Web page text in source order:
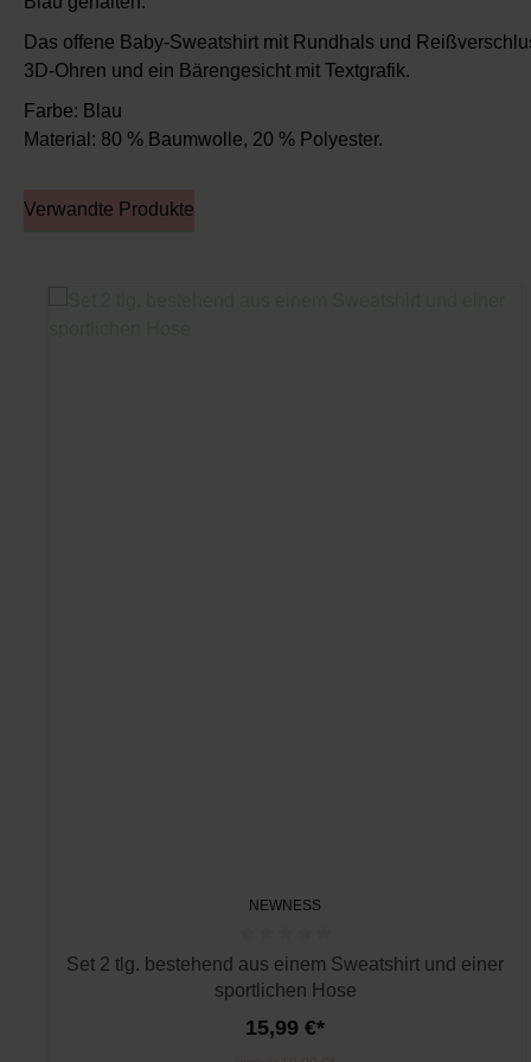
Das offene Baby-Sweatshirt mit Rundhals und
3D-Ohren und ein Bärengesicht mit Textgrafik.
Farbe: Blau
Material: 80 % Baumwolle, 20 % Polyester.
Verwandte Produkte
NEWNESS
Set 2 tlg. bestehend aus einem Sweatshirt und einer
sportlichen Hose
15,99 €*